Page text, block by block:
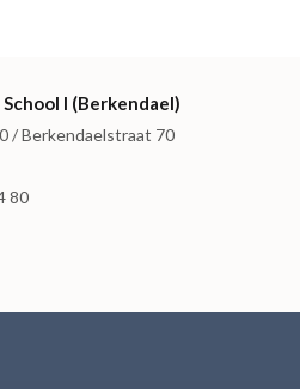
I (Berkendael)
/ Berkendaelstraat 70
80